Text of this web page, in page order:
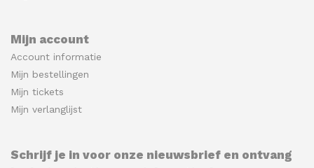
Mijn account
Account informatie
Mijn bestellingen
Mijn tickets
Mijn verlanglijst
Schrijf je in voor onze nieuwsbrief en ontvang